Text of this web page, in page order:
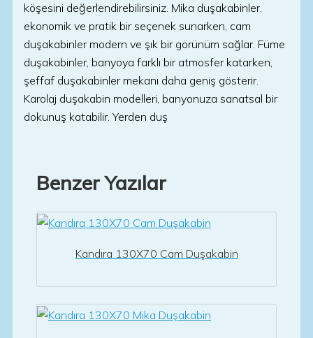
köşesini değerlendirebilirsiniz. Mika duşakabinler,
ekonomik ve pratik bir seçenek sunarken, cam
duşakabinler modern ve şık bir görünüm sağlar. Füme
duşakabinler, banyoya farklı bir atmosfer katarken,
şeffaf duşakabinler mekanı daha geniş gösterir.
Karolaj duşakabin modelleri, banyonuza sanatsal bir
dokunuş katabilir. Yerden duş
Benzer Yazılar
Kandıra 130X70 Cam Duşakabin